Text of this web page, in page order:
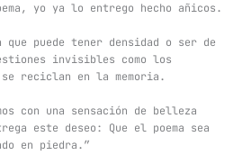
yo ya lo entrego hecho añicos.
puede tener densidad o ser de
invisibles como los
reciclan en la memoria.
con una sensación de belleza
este deseo: Que el poema sea
en piedra.”